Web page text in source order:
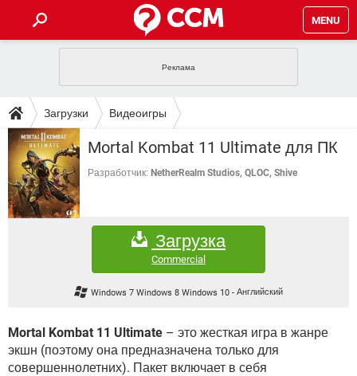
MENU
INSTAGRAM
ИГРЫ WINDOWS 10
ВКОНТАКТЕ ВИДЕО
GOOGLE
ПОЛЕЗНЫЕ СОВЕТЫ
TIKTOK
WHATSAPP
FACEBOOK
WINDOWS 10
GOOGLE
ЗАГРУЗКИ
TIKTOK TELEGRAM
WHATSAPP
ИГРЫ
ВКОНТАКТЕ
ФОРУМ
TIKTOK
INSTAGRAM
ИГРЫ
WINDOWS 10 ВКОНТАКТЕ
YANDEX
ЭНЦИКЛОПЕДИЯ
TELEGRAM
WINDOWS 10 ВКОНТАКТЕ
Загрузки Видеоигры
Mortal Kombat 11 Ultimate для ПК
Разработчик: NetherRealm Studios, QLOC, Shive
Загрузка
Commercial
Windows 7 Windows 8 Windows 10 - Английский
Mortal Kombat 11 Ultimate – это жесткая игра в жанре
экшн (поэтому она предназначена только для
совершеннолетних). Пакет включает в себя